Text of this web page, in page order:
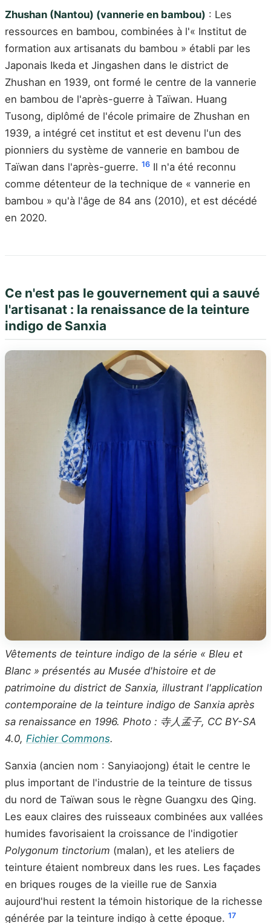
Zhushan (Nantou) (vannerie en bambou) : Les
ressources en bambou, combinées à l'« Institut de
formation aux artisanats du bambou » établi par les
Japonais Ikeda et Jingashen dans le district de
Zhushan en 1939, ont formé le centre de la vannerie
en bambou de l'après-guerre à Taïwan. Huang
Tusong, diplômé de l'école primaire de Zhushan en
1939, a intégré cet institut et est devenu l'un des
pionniers du système de vannerie en bambou de
Taïwan dans l'après-guerre. 16 Il n'a été reconnu
comme détenteur de la technique de « vannerie en
bambou » qu'à l'âge de 84 ans (2010), et est décédé
en 2020.
Ce n'est pas le gouvernement qui a sauvé
l'artisanat : la renaissance de la teinture
indigo de Sanxia
Vêtements de teinture indigo de la série « Bleu et
Blanc » présentés au Musée d'histoire et de
patrimoine du district de Sanxia, illustrant l'application
contemporaine de la teinture indigo de Sanxia après
sa renaissance en 1996. Photo : 寺人孟子, CC BY-SA
4.0, Fichier Commons.
Sanxia (ancien nom : Sanyiaojong) était le centre le
plus important de l'industrie de la teinture de tissus
du nord de Taïwan sous le règne Guangxu des Qing.
Les eaux claires des ruisseaux combinées aux vallées
humides favorisaient la croissance de l'indigotier
Polygonum tinctorium (malan), et les ateliers de
teinture étaient nombreux dans les rues. Les façades
en briques rouges de la vieille rue de Sanxia
aujourd'hui restent la témoin historique de la richesse
générée par la teinture indigo à cette époque. 17